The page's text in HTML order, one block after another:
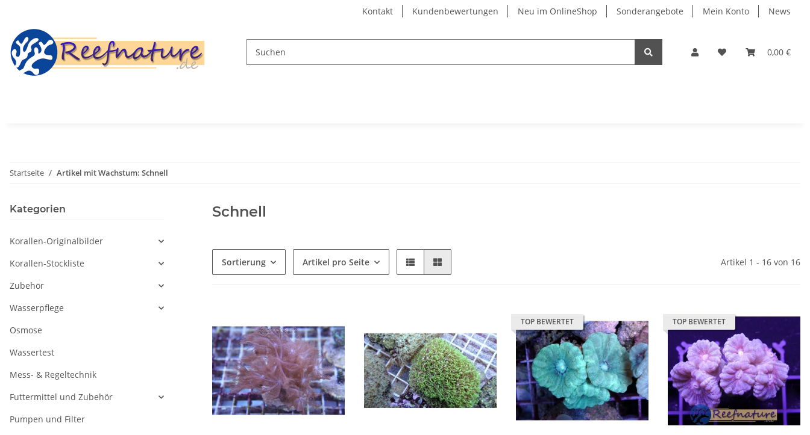
Kontakt Kundenbewertungen Neu im OnlineShop Sonderangebote Mein Konto News
0,00 €
Startseite Artikel mit Wachstum: Schnell
Schnell
Sortierung Artikel pro Seite Artikel 1 - 16 von 16
TOP BEWERTET TOP BEWERTET
Kategorien
Korallen-Originalbilder
Korallen-Stockliste
Zubehör
Wasserpflege
Osmose
Wassertest
Mess- & Regeltechnik
Futtermittel und Zubehör
Pumpen und Filter